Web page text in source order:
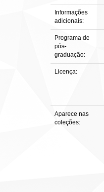
Informações
adicionais:
Programa de
pós-
graduação:
Licença:
Aparece nas
coleções: